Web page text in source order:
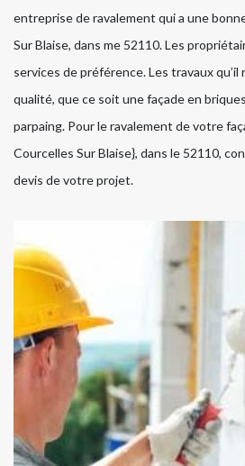
entreprise de ravalement qui a une
Sur Blaise, dans me 52110. Les
services de préférence. Les travaux
qualité, que ce soit une façade en
parpaing. Pour le ravalement de votre
Courcelles Sur Blaise}, dans le 52110,
devis de votre projet.